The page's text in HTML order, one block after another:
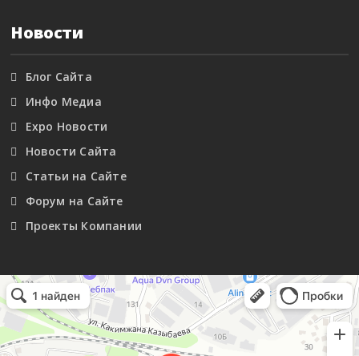
Новости
Блог Сайта
Инфо Медиа
Expo Новости
Новости Сайта
Статьи на Сайте
Форум на Сайте
Проекты Компании
Маркетплейс Казахстана
Рекламное агентство в Алматы
Информационное агентство в Алматы